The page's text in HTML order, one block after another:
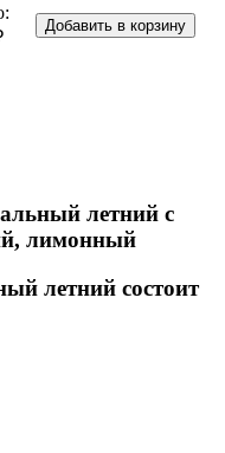
Добавить в корзину
летний с
лимонный
летний состоит